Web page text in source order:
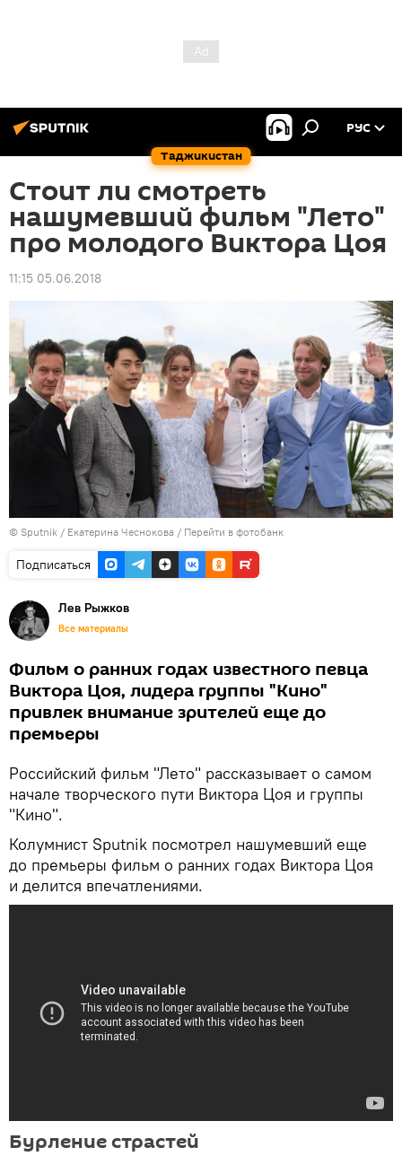
Таджикистан
РУС
Стоит ли смотреть
нашумевший фильм "Лето"
про молодого Виктора Цоя
11:15 05.06.2018
© Sputnik / Екатерина Чеснокова / Перейти в фотобанк
Подписаться
Лев Рыжков
Все материалы
Фильм о ранних годах известного певца
Виктора Цоя, лидера группы "Кино"
привлек внимание зрителей еще до
премьеры
Российский фильм "Лето" рассказывает о самом
начале творческого пути Виктора Цоя и группы
"Кино".
Колумнист Sputnik посмотрел нашумевший еще
до премьеры фильм о ранних годах Виктора Цоя
и делится впечатлениями.
Бурление страстей